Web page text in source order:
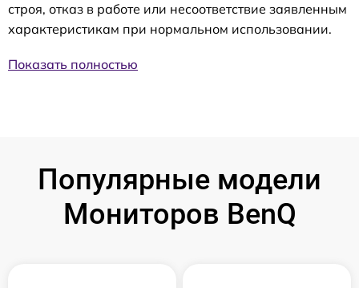
строя, отказ в работе или несоответствие заявленным
характеристикам при нормальном использовании.
Показать полностью
Популярные модели
Мониторов BenQ